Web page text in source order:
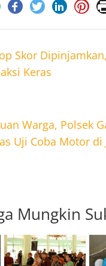
Skor
Keras
Warga, Polsek
Uji Coba Motor di
Mungkin